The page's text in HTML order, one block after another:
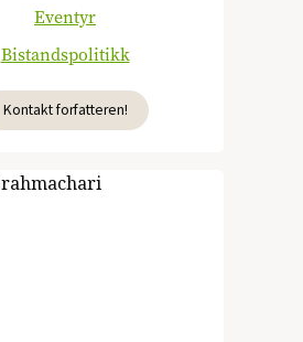
Eventyr
Bistandspolitikk
Kontakt forfatteren!